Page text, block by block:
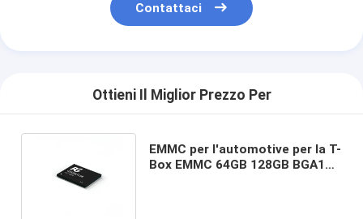
Contattaci
Ottieni Il Miglior Prezzo Per
EMMC per l'automotive per la T-
Box EMMC 64GB 128GB BGA153